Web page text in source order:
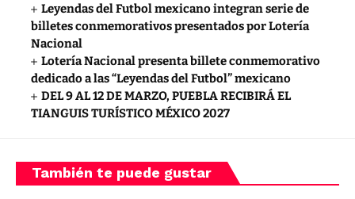
Leyendas del Futbol mexicano integran serie de
billetes conmemorativos presentados por Lotería
Nacional
Lotería Nacional presenta billete conmemorativo
dedicado a las “Leyendas del Futbol” mexicano
DEL 9 AL 12 DE MARZO, PUEBLA RECIBIRÁ EL
TIANGUIS TURÍSTICO MÉXICO 2027
También te puede gustar